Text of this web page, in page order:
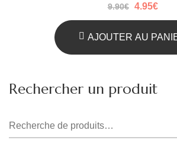
9.90€ Le
était :
9.90€.
4.95€Le
est :
AJOUTER AU
Rechercher un produit
Recherche